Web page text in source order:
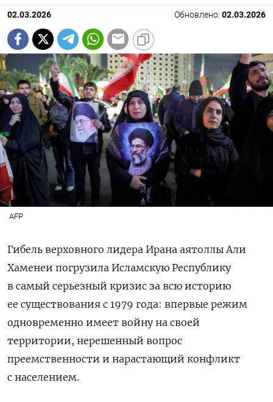
02.03.2026 Обновлено: 02.03.2026
AFP
Гибель верховного лидера Ирана аятоллы Али
Хаменеи погрузила Исламскую Республику
в самый серьезный кризис за всю историю
ее существования с 1979 года: впервые режим
одновременно имеет войну на своей
территории, нерешенный вопрос
преемственности и нарастающий конфликт
с населением.